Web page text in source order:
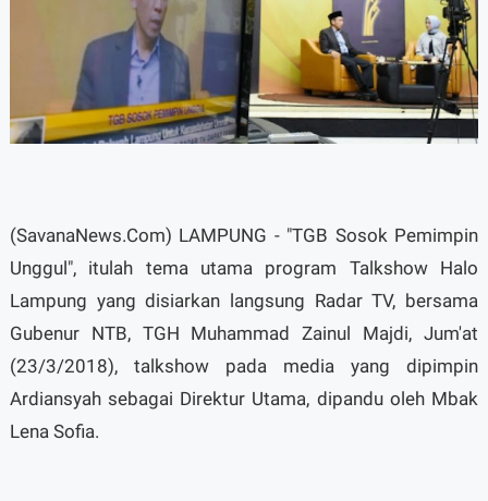
(SavanaNews.Com) LAMPUNG - "TGB Sosok Pemimpin
Unggul", itulah tema utama program Talkshow Halo
Lampung yang disiarkan langsung Radar TV, bersama
Gubenur NTB, TGH Muhammad Zainul Majdi, Jum'at
(23/3/2018), talkshow pada media yang dipimpin
Ardiansyah sebagai Direktur Utama, dipandu oleh Mbak
Lena Sofia.